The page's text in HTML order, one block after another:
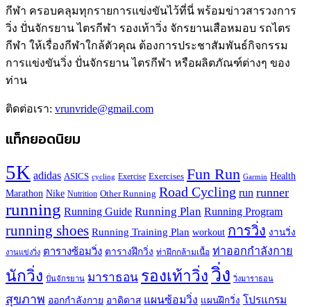
กีฬา ครอบคลุมทุกรายการแข่งขันไว้ที่นี่ พร้อมข่าวสารวงการ
วิ่ง ปั่นจักรยาน ไตรกีฬา รองเท้าวิ่ง จักรยานเสือหมอบ รถไตร
กีฬา ให้เรื่องกีฬาใกล้ตัวคุณ ต้องการประชาสัมพันธ์กิจกรรม
การแข่งขันวิ่ง ปั่นจักรยาน ไตรกีฬา หรือผลิตภัณฑ์ต่างๆ ของ
ท่าน
ติดต่อเรา: vrunvride@gmail.com
แท็กยอดนิยม
5K adidas ASICS cycling Exercise Exercises Fun Run Garmin Health
Marathon Nike Nutrition Other Running Road Cycling run runner
running Running Guide Running Plan Running Program
running shoes Running Training Plan workout การวิ่ง งานวิ่ง
งานแข่งวิ่ง ตารางซ้อมวิ่ง ตารางฝึกวิ่ง ท่าฝึกกล้ามเนื้อ ท่าออกกำลังกาย
นักวิ่ง ปั่นจักรยาน มาราธอน รองเท้าวิ่ง วิ่ง วิ่งมาราธอน
สุขภาพ ออกกำลังกาย อาดิดาส แผนซ้อมวิ่ง แผนฝึกวิ่ง โปรแกรม